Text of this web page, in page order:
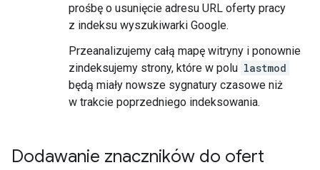
prośbę o usunięcie adresu URL oferty pracy
z indeksu wyszukiwarki Google.
Przeanalizujemy całą mapę witryny i ponownie
zindeksujemy strony, które w polu lastmod
będą miały nowsze sygnatury czasowe niż
w trakcie poprzedniego indeksowania.
Dodawanie znaczników do ofert